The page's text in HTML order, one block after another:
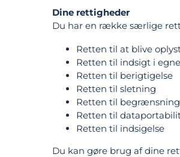
Dine rettigheder
Du har en række særlige
Retten til at blive
Retten til indsigt i
Retten til berigtigelse
Retten til sletning
Retten til
Retten til
Retten til indsigelse
Du kan gøre brug af dine